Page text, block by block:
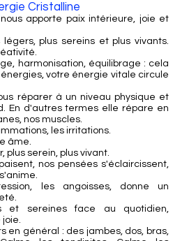
Cristalline
apporte paix intérieure, joie et
légers, plus sereins et plus vivants.
harmonisation, équilibrage : cela
votre énergie vitale circule
réparer à un niveau physique et
En d'autres termes elle répare en
nos muscles.
les irritations.
âme.
plus serein, plus vivant.
nos pensées s'éclaircissent,
les angoisses, donne un
et sereines face au quotidien,
en général : des jambes, dos, bras,